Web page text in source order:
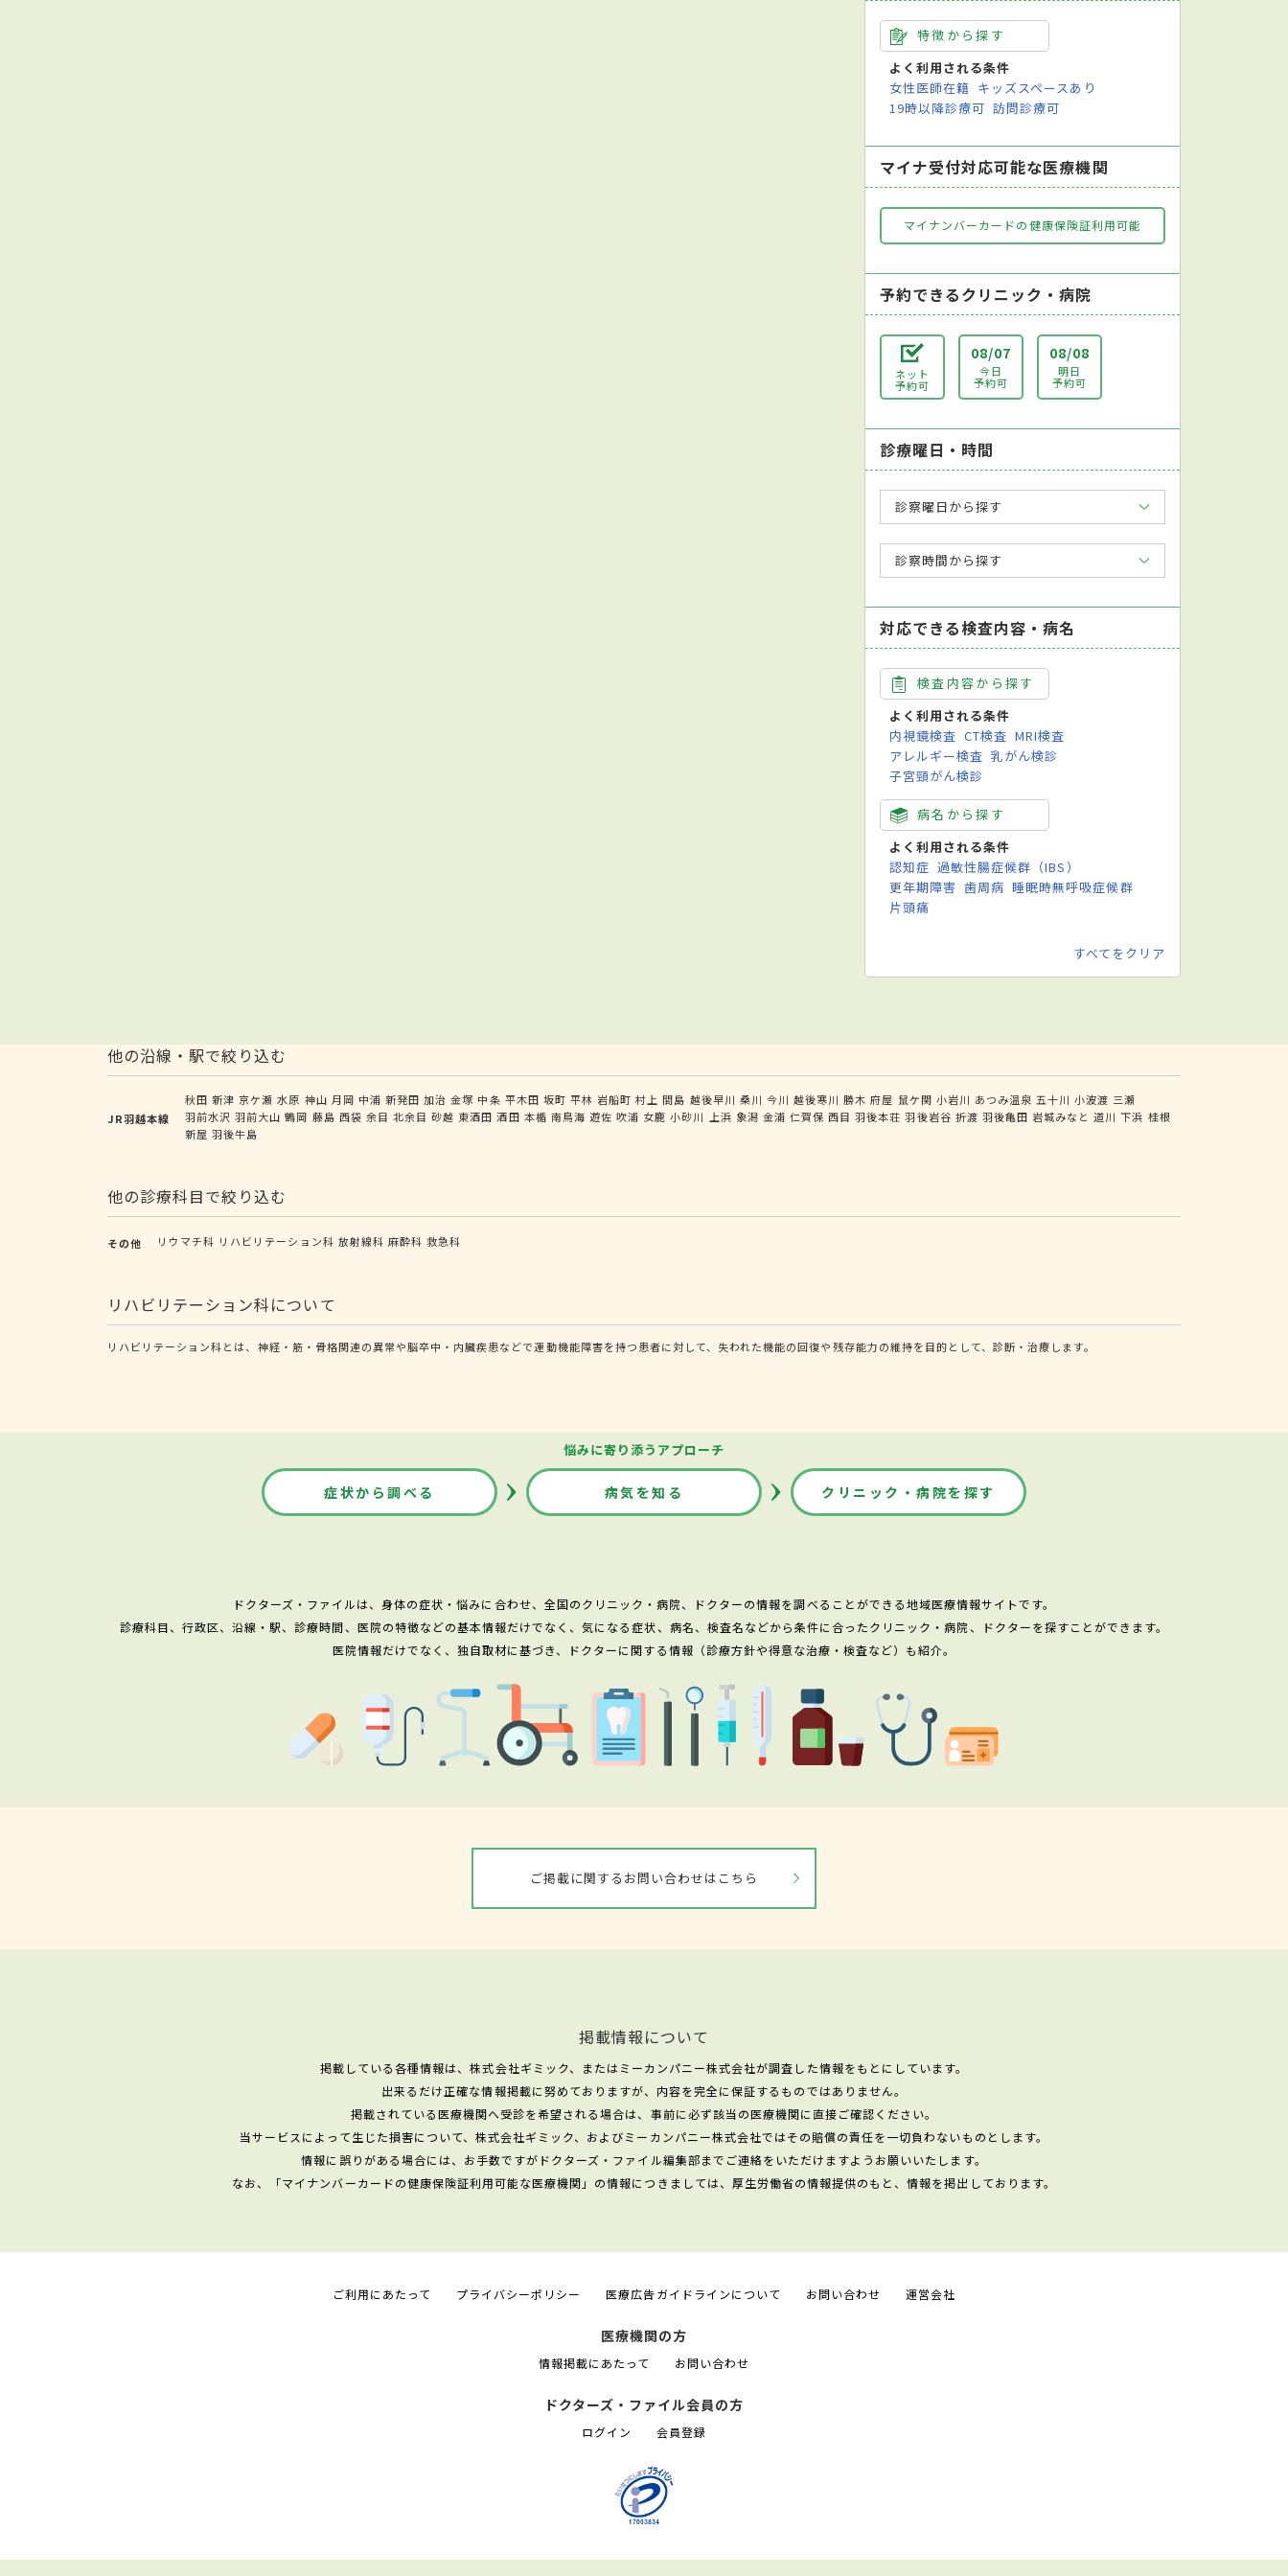
特徴から探す
よく利用される条件
女性医師在籍 キッズスペースあり
19時以降診療可 訪問診療可
マイナ受付対応可能な医療機関
マイナンバーカードの健康保険証利用可能
予約できるクリニック・病院
ネット
予約可
08/07
今日
予約可
08/08
明日
予約可
診療曜日・時間
診察曜日から探す
診察時間から探す
対応できる検査内容・病名
検査内容から探す
よく利用される条件
内視鏡検査 CT検査 MRI検査
アレルギー検査 乳がん検診
子宮頸がん検診
病名から探す
よく利用される条件
認知症 過敏性腸症候群（IBS）
更年期障害 歯周病 睡眠時無呼吸症候群
片頭痛
すべてをクリア
他の沿線・駅で絞り込む
JR羽越本線
秋田 新津 京ケ瀬 水原 神山 月岡 中浦 新発田 加治 金塚 中条 平木田 坂町 平林 岩船町 村上 間島 越後早川 桑川 今川 越後寒川 勝木 府屋 鼠ケ関 小岩川 あつみ温泉 五十川 小波渡 三瀬
羽前水沢 羽前大山 鶴岡 藤島 西袋 余目 北余目 砂越 東酒田 酒田 本楯 南鳥海 遊佐 吹浦 女鹿 小砂川 上浜 象潟 金浦 仁賀保 西目 羽後本荘 羽後岩谷 折渡 羽後亀田 岩城みなと 道川 下浜 桂根
新屋 羽後牛島
他の診療科目で絞り込む
その他 リウマチ科 リハビリテーション科 放射線科 麻酔科 救急科
リハビリテーション科について
リハビリテーション科とは、神経・筋・骨格関連の異常や脳卒中・内臓疾患などで運動機能障害を持つ患者に対して、失われた機能の回復や残存能力の維持を目的として、診断・治療します。
悩みに寄り添うアプローチ
症状から調べる 病気を知る クリニック・病院を探す
ドクターズ・ファイルは、身体の症状・悩みに合わせ、全国のクリニック・病院、ドクターの情報を調べることができる地域医療情報サイトです。
診療科目、行政区、沿線・駅、診療時間、医院の特徴などの基本情報だけでなく、気になる症状、病名、検査名などから条件に合ったクリニック・病院、ドクターを探すことができます。
医院情報だけでなく、独自取材に基づき、ドクターに関する情報（診療方針や得意な治療・検査など）も紹介。
ご掲載に関するお問い合わせはこちら
掲載情報について
掲載している各種情報は、株式会社ギミック、またはミーカンパニー株式会社が調査した情報をもとにしています。
出来るだけ正確な情報掲載に努めておりますが、内容を完全に保証するものではありません。
掲載されている医療機関へ受診を希望される場合は、事前に必ず該当の医療機関に直接ご確認ください。
当サービスによって生じた損害について、株式会社ギミック、およびミーカンパニー株式会社ではその賠償の責任を一切負わないものとします。
情報に誤りがある場合には、お手数ですがドクターズ・ファイル編集部までご連絡をいただけますようお願いいたします。
なお、「マイナンバーカードの健康保険証利用可能な医療機関」の情報につきましては、厚生労働省の情報提供のもと、情報を掲出しております。
ご利用にあたって プライバシーポリシー 医療広告ガイドラインについて お問い合わせ 運営会社
医療機関の方
情報掲載にあたって お問い合わせ
ドクターズ・ファイル会員の方
ログイン 会員登録